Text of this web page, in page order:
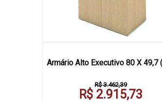
Armário Alto Executivo 80 X 49,7
R$ 3.462,39
R$ 2.915,73